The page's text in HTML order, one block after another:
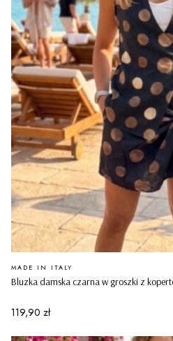
Bluzka damska czarna w groszki z
PRODUCENT
MADE IN ITALY
Cena
119,90 zł